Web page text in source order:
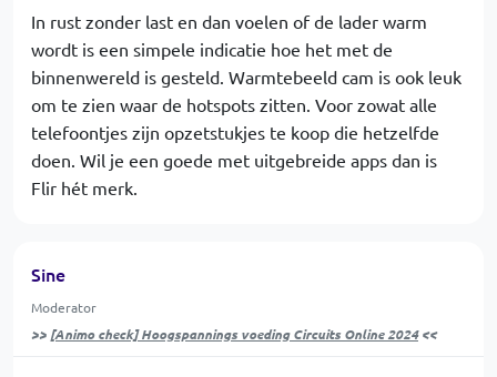
In rust zonder last en dan voelen of de lader warm
wordt is een simpele indicatie hoe het met de
binnenwereld is gesteld. Warmtebeeld cam is ook leuk
om te zien waar de hotspots zitten. Voor zowat alle
telefoontjes zijn opzetstukjes te koop die hetzelfde
doen. Wil je een goede met uitgebreide apps dan is
Flir hét merk.
Sine
Moderator
>> [Animo check] Hoogspannings voeding Circuits Online 2024<<